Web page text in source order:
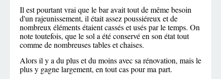
Il est pourtant vrai que le bar avait tout de même besoin
d'un rajeunissement, il était assez poussiéreux et de
nombreux éléments étaient cassés et usés par le temps. On
note toutefois, que le sol a été conservé en son état tout
comme de nombreuses tables et chaises.
Alors il y a du plus et du moins avec sa rénovation, mais le
plus y gagne largement, en tout cas pour ma part.